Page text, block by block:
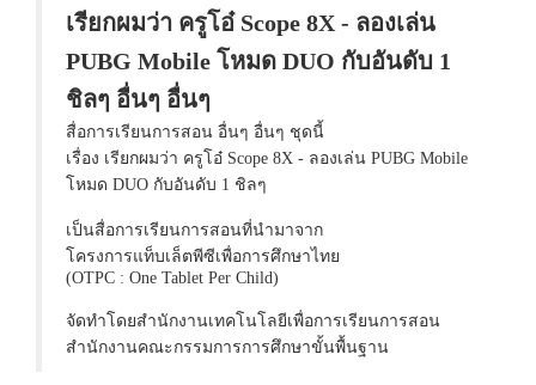
เรียกผมว่า ครูโอ๋ Scope 8X - ลองเล่น
PUBG Mobile โหมด DUO กับอันดับ 1
ชิลๆ อื่นๆ อื่นๆ
สื่อการเรียนการสอน อื่นๆ อื่นๆ ชุดนี้
เรื่อง เรียกผมว่า ครูโอ๋ Scope 8X - ลองเล่น PUBG Mobile
โหมด DUO กับอันดับ 1 ชิลๆ
เป็นสื่อการเรียนการสอนที่นำมาจาก
โครงการแท็บเล็ตพีซีเพื่อการศึกษาไทย
(OTPC : One Tablet Per Child)
จัดทำโดยสำนักงานเทคโนโลยีเพื่อการเรียนการสอน
สำนักงานคณะกรรมการการศึกษาขั้นพื้นฐาน